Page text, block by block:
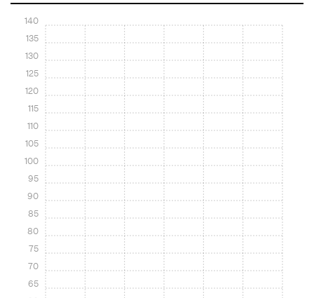
65
70
75
80
85
90
95
100
105
110
115
120
125
130
135
140